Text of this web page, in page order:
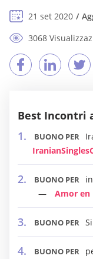
21 set 2020
3068
Best Incontri
BUONO PER
BUONO PER
Amor en
BUONO PER
BUONO PER